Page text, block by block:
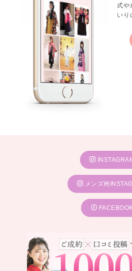
式や
いり
メンズ袴